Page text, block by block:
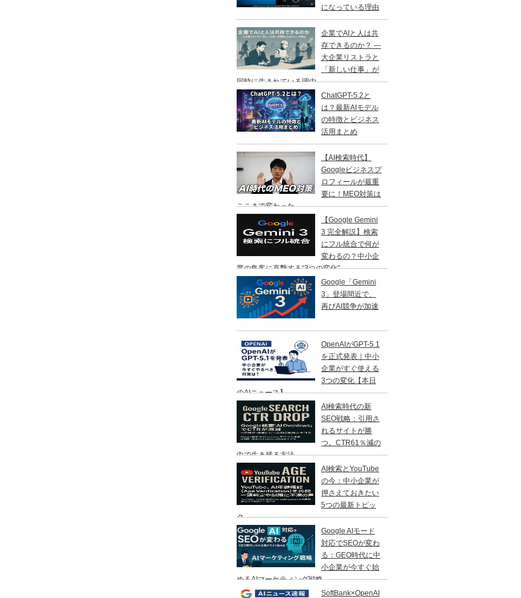
になっている理由
企業でAIと人は共
存できるのか？ ―
大企業リストラと
「新しい仕事」が
同時に生まれている理由 ―
ChatGPT-5.2と
は？最新AIモデル
の特徴とビジネス
活用まとめ
【AI検索時代】
Googleビジネスプ
ロフィールが最重
要に！MEO対策は
ここまで変わった
【Google Gemini
3 完全解説】検索
にフル統合で何が
変わるの？中小企
業の集客に直撃する“3つの変化”
Google「Gemini
3」登場間近で、
再びAI競争が加速
OpenAIがGPT-5.1
を正式発表｜中小
企業がすぐ使える
3つの変化【本日
のAIニュース】
AI検索時代の新
SEO戦略：引用さ
れるサイトが勝
つ。CTR61％減の
中で生き残る方法
AI検索とYouTube
の今：中小企業が
押さえておきたい
5つの最新トピッ
ク
Google AIモード
対応でSEOが変わ
る：GEO時代に中
小企業が今すぐ始
めるAIマーケティング戦略
SoftBank×OpenAI